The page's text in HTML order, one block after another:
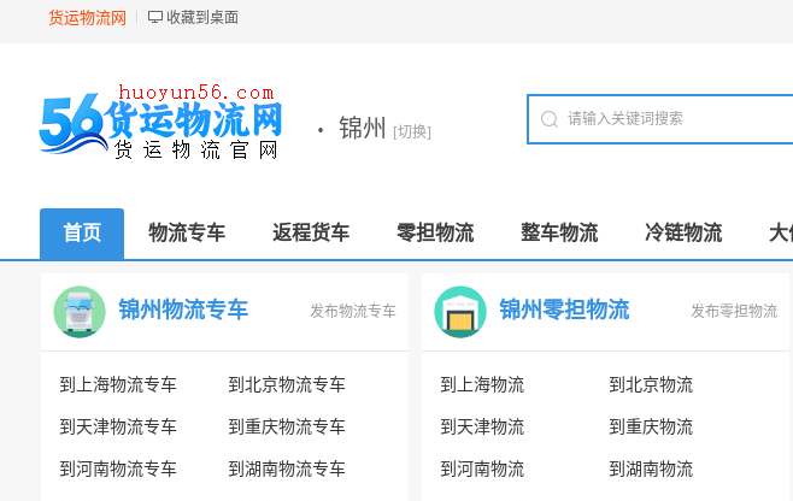
货运物流网 收藏到桌面
· 锦州 [切换]
首页 物流专车 返程货车 零担物流 整车物流 冷链物流 大
锦州物流专车 发布物流专车
到上海物流专车 到北京物流专车
到天津物流专车 到重庆物流专车
到河南物流专车 到湖南物流专车
锦州零担物流 发布零担物流
到上海物流 到北京物流
到天津物流 到重庆物流
到河南物流 到湖南物流